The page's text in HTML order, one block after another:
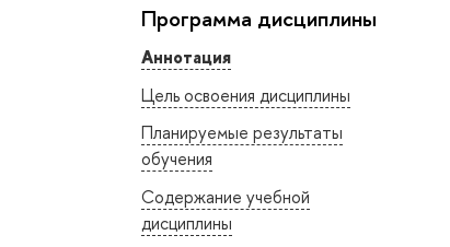
Программа дисциплины
Аннотация
Цель освоения дисциплины
Планируемые результаты
обучения
Содержание учебной
дисциплины